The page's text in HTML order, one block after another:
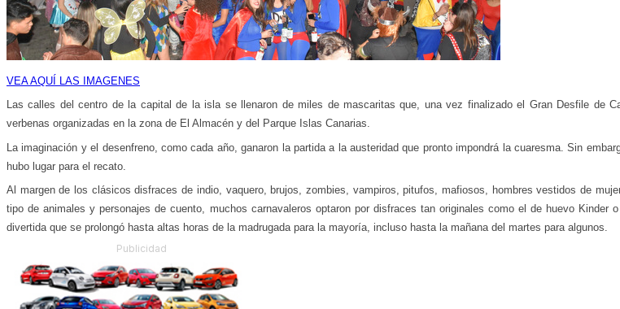
VEA AQUÍ LAS IMAGENES
Las calles del centro de la capital de la isla se llenaron de miles de mascaritas que, una vez finalizado el Gran Desfile de
verbenas organizadas en la zona de El Almacén y del Parque Islas Canarias.
La imaginación y el desenfreno, como cada año, ganaron la partida a la austeridad que pronto impondrá la cuaresma. Sin
hubo lugar para el recato.
Al margen de los clásicos disfraces de indio, vaquero, brujos, zombies, vampiros, pitufos, mafiosos, hombres vestidos de
tipo de animales y personajes de cuento, muchos carnavaleros optaron por disfraces tan originales como el de huevo Kinder
divertida que se prolongó hasta altas horas de la madrugada para la mayoría, incluso hasta la mañana del martes para algunos.
Publicidad